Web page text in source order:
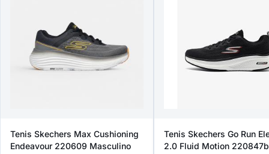
Tenis Skechers Max Cushioning
Endeavour 220609 Masculino
Tenis Skechers Go Run
2.0 Fluid Motion